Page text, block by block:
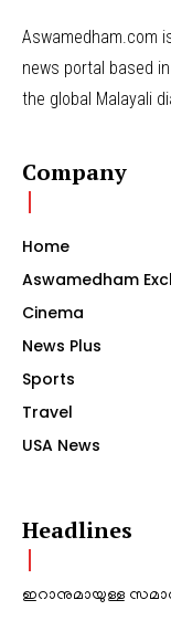
Aswamedham.com
news portal based
the global Malayali
Company
Home
Aswamedham
Cinema
News Plus
Sports
Travel
USA News
Headlines
ഇറാനുമായുള്ള